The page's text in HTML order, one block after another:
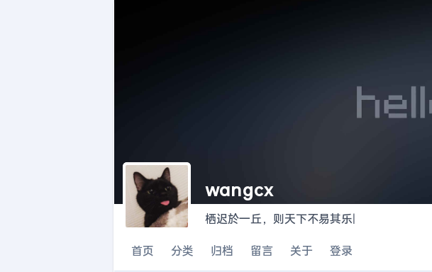
wangcx
栖迟於一丘，则天下不易其乐|
首页 分类 归档 留言 关于 登录